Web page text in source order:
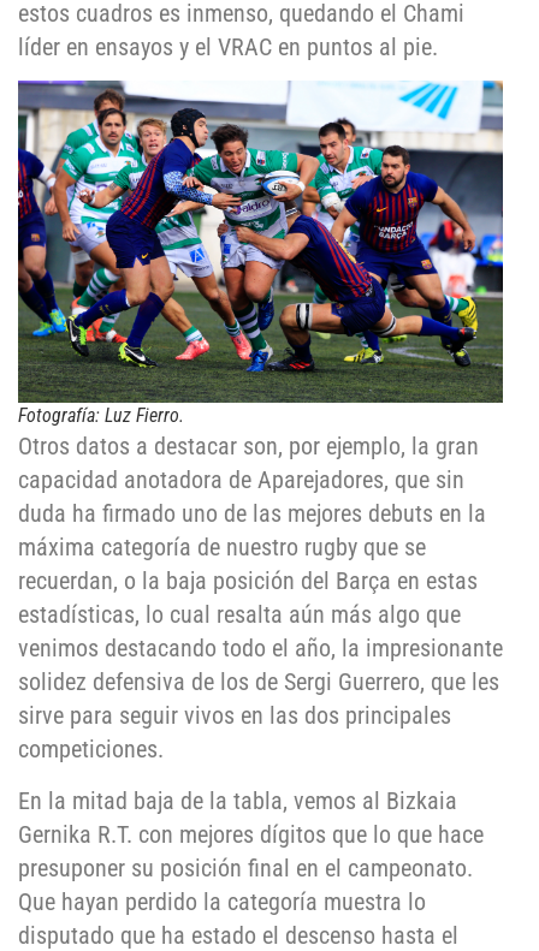
estos cuadros es inmenso, quedando el Chami
líder en ensayos y el VRAC en puntos al pie.
Fotografía: Luz Fierro.
Otros datos a destacar son, por ejemplo, la gran
capacidad anotadora de Aparejadores, que sin
duda ha firmado uno de las mejores debuts en la
máxima categoría de nuestro rugby que se
recuerdan, o la baja posición del Barça en estas
estadísticas, lo cual resalta aún más algo que
venimos destacando todo el año, la impresionante
solidez defensiva de los de Sergi Guerrero, que les
sirve para seguir vivos en las dos principales
competiciones.
En la mitad baja de la tabla, vemos al Bizkaia
Gernika R.T. con mejores dígitos que lo que hace
presuponer su posición final en el campeonato.
Que hayan perdido la categoría muestra lo
disputado que ha estado el descenso hasta el